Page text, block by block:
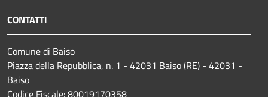
CONTATTI
Comune di Baiso
Piazza della Repubblica, n. 1 - 42031 Baiso (RE) - 42031 -
Baiso
Codice Fiscale: 80019170358